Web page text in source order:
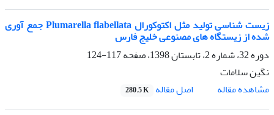
زیست شناسی تولید مثل اکتوکورال Plumarella flabellata جمع آوری
شده از زیستگاه های مصنوعی خلیج فارس
دوره 32، شماره 2، تابستان 1398، صفحه
117-124
نگین سلامات
مشاهده مقاله
اصل مقاله 280.5 K